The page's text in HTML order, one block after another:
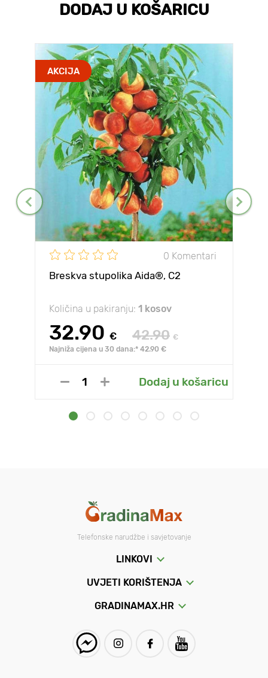
DODAJ U KOŠARICU
AKCIJA
0 Komentari
Breskva stupolika Aida®, C2
Količina u pakiranju: 1 kosov
32.90 € 42.90 €
Najniža cijena u 30 dana:* 42.90 €
Dodaj u košaricu
Telefonske narudžbe i savjetovanje
LINKOVI
UVJETI KORIŠTENJA
GRADINAMAX.HR